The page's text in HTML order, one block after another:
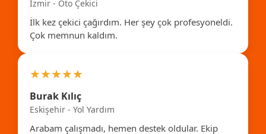
İzmir - Oto Çekici
İlk kez çekici çağırdım. Her şey çok profesyoneldi.
Çok memnun kaldım.
★★★★★
Burak Kılıç
Eskişehir - Yol Yardım
Arabam çalışmadı, hemen destek oldular. Ekip